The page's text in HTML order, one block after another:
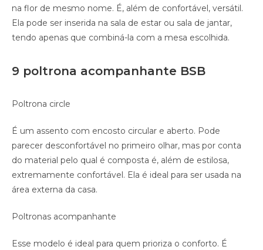
na flor de mesmo nome. É, além de confortável, versátil.
Ela pode ser inserida na sala de estar ou sala de jantar,
tendo apenas que combiná-la com a mesa escolhida.
9 poltrona acompanhante BSB
Poltrona circle
É um assento com encosto circular e aberto. Pode
parecer desconfortável no primeiro olhar, mas por conta
do material pelo qual é composta é, além de estilosa,
extremamente confortável. Ela é ideal para ser usada na
área externa da casa.
Poltronas acompanhante
Esse modelo é ideal para quem prioriza o conforto. É